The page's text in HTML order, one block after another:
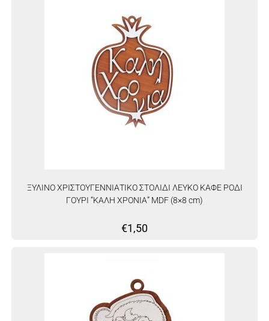
ΞΥΛΙΝΟ ΧΡΙΣΤΟΥΓΕΝΝΙΑΤΙΚΟ ΣΤΟΛΙΔΙ ΛΕΥΚΟ ΚΑΦΕ ΡΟΔΙ
ΓΟΥΡΙ “ΚΑΛΗ ΧΡΟΝΙΑ” MDF (8×8 cm)
€1,50